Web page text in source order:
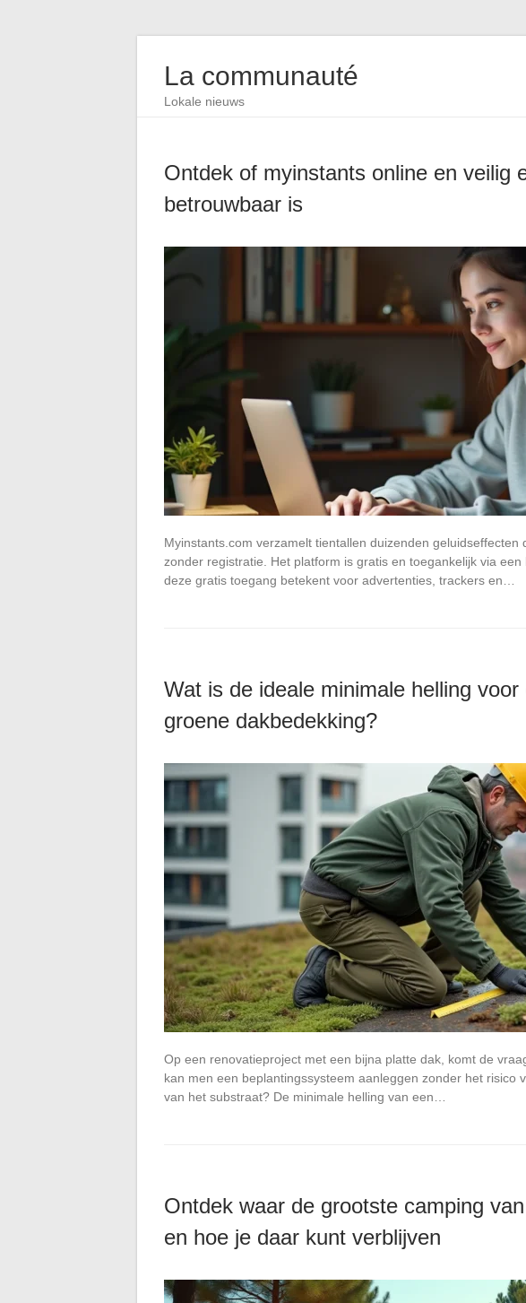
La communauté
Lokale nieuws
Ontdek of myinstants online en veilig
betrouwbaar is
Myinstants.com verzamelt tientallen duizenden geluidseffecten
zonder registratie. Het platform is gratis en toegankelijk via
deze gratis toegang betekent voor advertenties, trackers en…
Wat is de ideale minimale helling
groene dakbedekking?
Op een renovatieproject met een bijna platte dak, komt de
kan men een beplantingssysteem aanleggen zonder het risico
van het substraat? De minimale helling van een…
Ontdek waar de grootste camping
en hoe je daar kunt verblijven